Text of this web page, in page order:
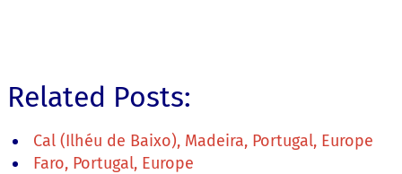
Related Posts:
Cal (Ilhéu de Baixo), Madeira, Portugal, Europe
Faro, Portugal, Europe